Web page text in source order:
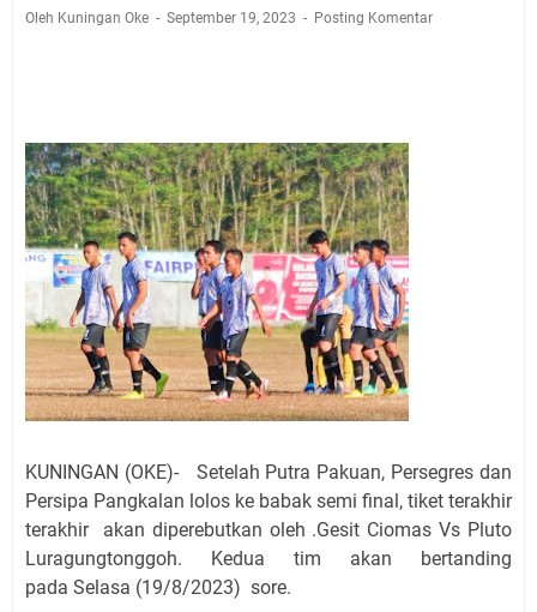
12 Ribu Liter
Uniku Jadi Tuan Rumah Pendampingan Penyusunan
Dokumen SPMI
Sudahkah Kita Merdeka Dari Hawa Nafsu?
Info Sembako di Pasar Kepuh Kuningan Kamis 6
Agustus 2026, Daging Naik, Telur Turun
Agenda Kegiatan Bupati Kuningan Jumat 7 Agustus
2026 Ada Tiga, Tapi yang Bakal Dihadiri Hanya Satu
Ini Empat Lokasi Samsat Keliling Kuningan Jumat 7
Agustus 2026
Oleh Kuningan Oke September 19, 2023 Posting Komentar
KUNINGAN (OKE)-
Setelah Putra Pakuan, Persegres dan
Persipa Pangkalan lolos ke babak semi final, tiket terakhir
terakhir akan diperebutkan oleh .Gesit Ciomas Vs Pluto
Luragungtonggoh. Kedua tim akan bertanding
pada Selasa (19/8/2023) sore.